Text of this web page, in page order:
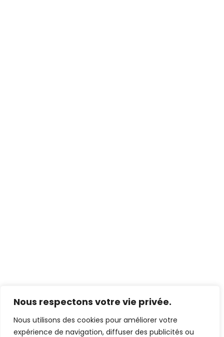
Nous respectons votre vie privée.
Nous utilisons des cookies pour améliorer votre
expérience de navigation, diffuser des publicités ou